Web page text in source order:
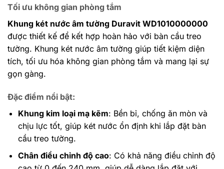
Tối ưu không gian phòng tắm
Khung két nước âm tường Duravit WD1010000000
được thiết kế để kết hợp hoàn hảo với bàn cầu treo
tường. Khung két nước âm tường giúp tiết kiệm diện
tích, tối ưu hóa không gian phòng tắm và mang lại sự
gọn gàng.
Đặc điểm nổi bật:
Khung kim loại mạ kẽm: Bền bỉ, chống ăn mòn và
chịu lực tốt, giúp két nước ổn định khi lắp đặt bàn
cầu treo tường.
Chân điều chỉnh độ cao: Có khả năng điều chỉnh độ